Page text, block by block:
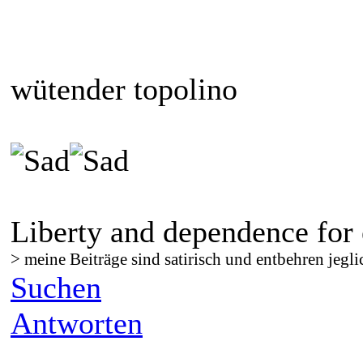
wütender topolino
Liberty and dependence for
> meine Beiträge sind satirisch und entbehren
Suchen
Antworten